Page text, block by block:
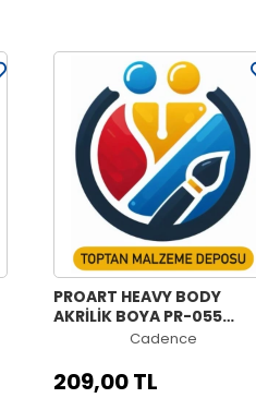
PROART HEAVY BODY
AKRİLİK BOYA PR-055
HAZERAN MORU 120ML
Cadence
209,00 TL